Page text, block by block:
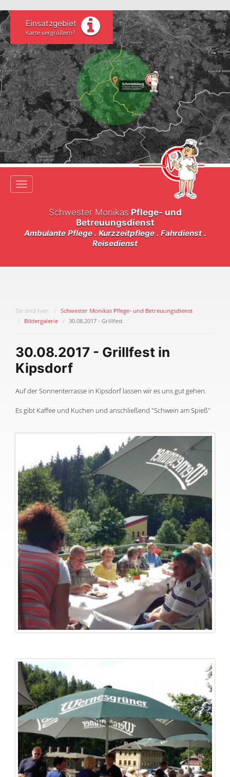
Einsatzgebiet
Karte vergrößern?
Toggle navigation
Schwester Monikas Pflege- und
Betreuungsdienst
Ambulante Pflege . Kurzzeitpflege . Fahrdienst .
Reisedienst
Sie sind hier:
Schwester Monikas Pflege- und Betreuungsdienst
Bildergalerie
30.08.2017 - Grillfest
30.08.2017 - Grillfest in
Kipsdorf
Auf der Sonnenterrasse in Kipsdorf lassen wir es uns gut gehen.
Es gibt Kaffee und Kuchen und anschließend "Schwein am Spieß"